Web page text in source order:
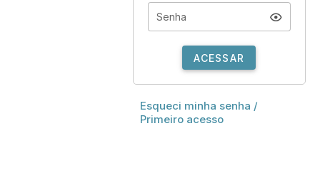
Senha
ACESSAR
Esqueci minha senha /
Primeiro acesso